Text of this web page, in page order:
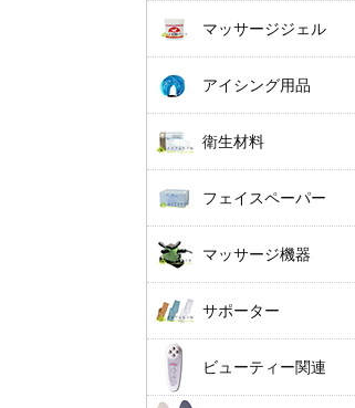
マッサージジェル
アイシング用品
衛生材料
フェイスペーパー
マッサージ機器
サポーター
ビューティー関連